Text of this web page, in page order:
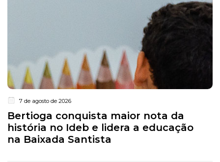
7 de agosto de 2026
Bertioga conquista maior nota da
história no Ideb e lidera a educação
na Baixada Santista